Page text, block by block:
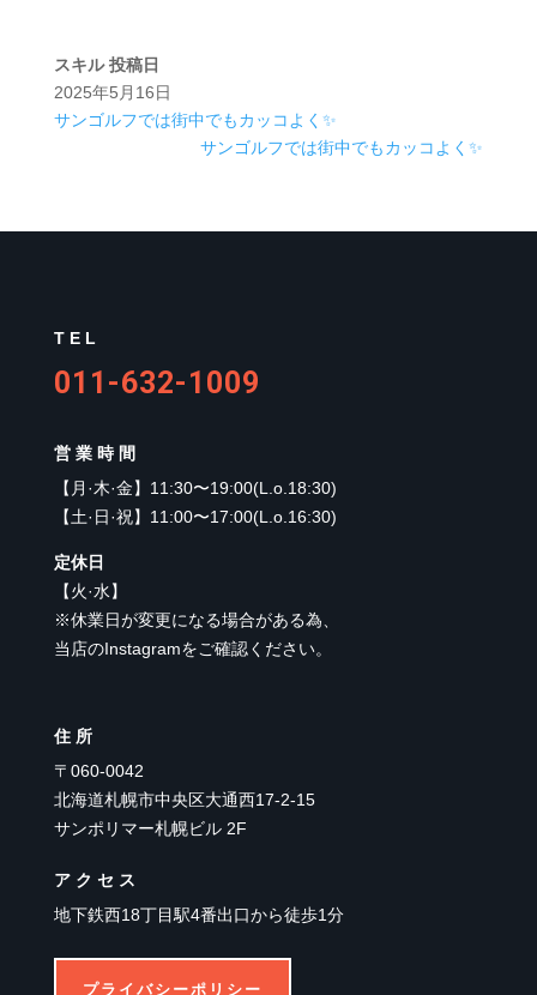
スキル 投稿日
2025年5月16日
サンゴルフでは街中でもカッコよく✨
サンゴルフでは街中でもカッコよく✨
TEL
011-632-1009
営業時間
【 月·木·金】 11:30〜19:00(L.o.18:30)
【土·日·祝】 11:00〜17:00(L.o.16:30)
定休日
【火·水】
※休業日が変更になる場合がある為、
当店のInstagramをご確認ください。
住所
〒060-0042
北海道札幌市中央区大通西17-2-15
サンポリマー札幌ビル 2F
アクセス
地下鉄西18丁目駅4番出口から徒歩1分
プライバシーポリシー